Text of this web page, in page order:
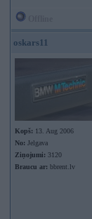
oskars11
Kopš: 13. Aug 2006
No: Jelgava
Ziņojumi: 3120
Braucu ar: bbrent.lv